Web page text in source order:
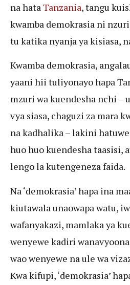
na hataTanzania, tangu
kwamba demokrasia ni
tu katika nyanja ya kisiasa,
Kwamba demokrasia,
yaani hii tuliyonayo hapa
mzuri wa kuendesha nchi –
vya siasa, chaguzi za mara
na kadhalika – lakini
huo huo kuendesha taasisi,
lengo la kutengeneza faida.
Na ‘demokrasia’ hapa ina
kiutawala unaowapa watu,
wafanyakazi, mamlaka ya
wenyewe kadiri
wao wenyewe na ule wa
Kwa kifupi, ‘demokrasia’